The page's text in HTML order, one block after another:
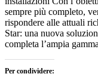
sempre più completo,
rispondere alle attuali
Star: una nuova
completa l’ampia
Per condividere: